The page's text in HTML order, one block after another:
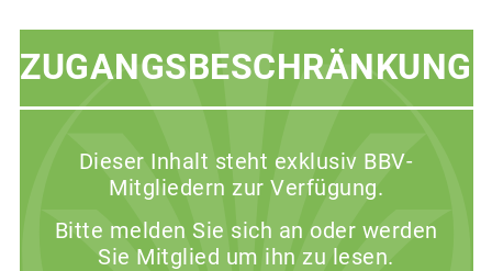
ZUGANGSBESCHRÄNKUNG
Dieser Inhalt steht exklusiv BBV-
Mitgliedern zur Verfügung.
Bitte melden Sie sich an oder werden
Sie Mitglied um ihn zu lesen.